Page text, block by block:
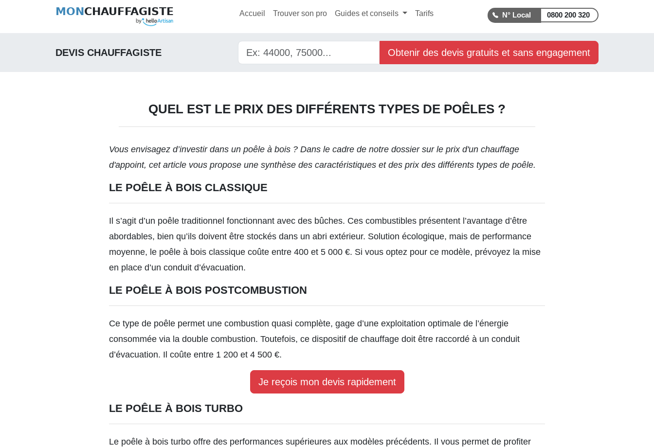
MONCHAUFFAGISTE Accueil Trouver son pro Guides et conseils Tarifs 0800 200 320
DEVIS CHAUFFAGISTE Obtenir des devis gratuits et sans engagement
QUEL EST LE PRIX DES DIFFÉRENTS TYPES DE POÊLES ?
Vous envisagez d’investir dans un poêle à bois ? Dans le cadre de notre dossier sur le prix d'un chauffage
d'appoint, cet article vous propose une synthèse des caractéristiques et des prix des différents types de poêle.
LE POÊLE À BOIS CLASSIQUE
Il s’agit d’un poêle traditionnel fonctionnant avec des bûches. Ces combustibles présentent l’avantage d’être
abordables, bien qu’ils doivent être stockés dans un abri extérieur. Solution écologique, mais de performance
moyenne, le poêle à bois classique coûte entre 400 et 5 000 €. Si vous optez pour ce modèle, prévoyez la mise
en place d’un conduit d’évacuation.
LE POÊLE À BOIS POSTCOMBUSTION
Ce type de poêle permet une combustion quasi complète, gage d’une exploitation optimale de l’énergie
consommée via la double combustion. Toutefois, ce dispositif de chauffage doit être raccordé à un conduit
d’évacuation. Il coûte entre 1 200 et 4 500 €.
Je reçois mon devis rapidement
LE POÊLE À BOIS TURBO
Le poêle à bois turbo offre des performances supérieures aux modèles précédents. Il vous permet de profiter